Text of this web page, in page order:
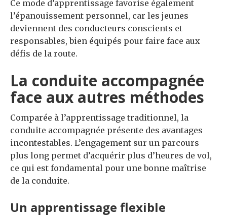
Ce mode d’apprentissage favorise également
l’épanouissement personnel, car les jeunes
deviennent des conducteurs conscients et
responsables, bien équipés pour faire face aux
défis de la route.
La conduite accompagnée
face aux autres méthodes
Comparée à l’apprentissage traditionnel, la
conduite accompagnée présente des avantages
incontestables. L’engagement sur un parcours
plus long permet d’acquérir plus d’heures de vol,
ce qui est fondamental pour une bonne maîtrise
de la conduite.
Un apprentissage flexible